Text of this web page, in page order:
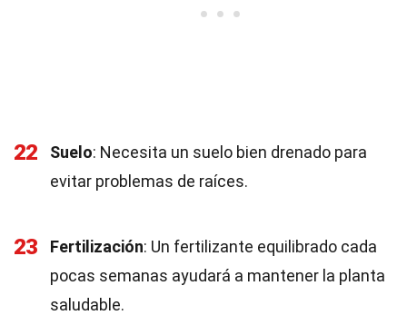
22 Suelo: Necesita un suelo bien drenado para
evitar problemas de raíces.
23 Fertilización: Un fertilizante equilibrado cada
pocas semanas ayudará a mantener la planta
saludable.